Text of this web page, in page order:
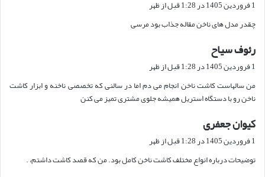
:
1 فروردین 1405 در 1:28 قبل از ظهر
چقدر مدل های ناخن مقاله جذاب بود مرسی
رئوف سیاح
ف
:
1 فروردین 1405 در 1:28 قبل از ظهر
من سالهاست کاشت ناخن انجام می دم اما در سالنی که تخصصی ناخنه و ابزار کاشت
ناخن رو با دستگاه استریل همیشه جلوی مشتری تمیز می کنن
کیوان جعفری
ت
:
1 فروردین 1405 در 1:28 قبل از ظهر
توضیحات درباره انواع مختلف کاشت ناخن کامل بود. من که قصد کاشت داشتم، .